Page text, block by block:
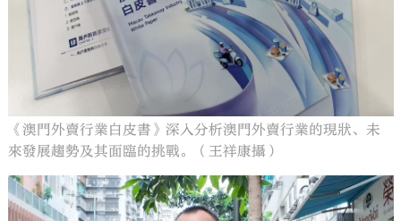
《澳門外賣行業白皮書》深入分析澳門外賣行業的現狀、未
來發展趨勢及其面臨的挑戰。（王祥康攝）